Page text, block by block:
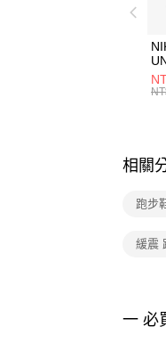
統
相關
跑步
緩震
一 必